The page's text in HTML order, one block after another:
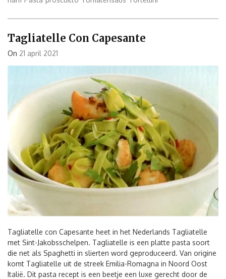
Tagliatelle Con Capesante
On 21 april 2021
Tagliatelle con Capesante heet in het Nederlands Tagliatelle
met Sint-Jakobsschelpen. Tagliatelle is een platte pasta soort
die net als Spaghetti in slierten word geproduceerd. Van origine
komt Tagliatelle uit de streek Emilia-Romagna in Noord Oost
Italië. Dit pasta recept is een beetje een luxe gerecht door de